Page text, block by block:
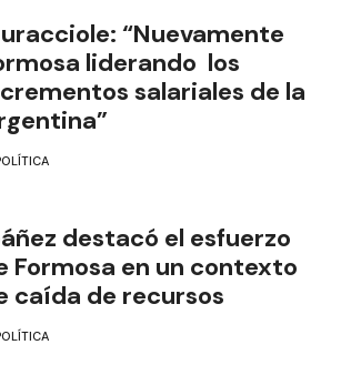
“Nuevamente
liderando los
salariales de la
destacó el esfuerzo
Formosa en un contexto
caída de recursos